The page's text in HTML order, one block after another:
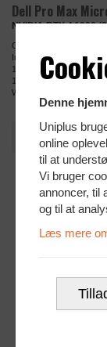
Denne
Uniplus
online
til at
Vi bruger
annoncer, til
og til at
Læs mere
Dell Pro Max
NVIDIA RTX A1000
Compact Form Factor
Intel Core Ultra 7-265
16 GB RAM
1 TB SSD M.2 PCIe
Windows 11 Pro
12.499,-